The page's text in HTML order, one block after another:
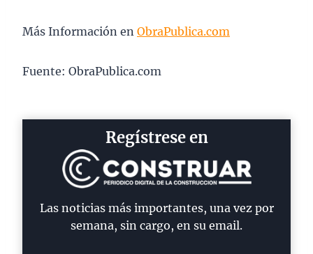
Más Información en ObraPublica.com
Fuente: ObraPublica.com
Regístrese en
Las noticias más importantes, una vez por
semana, sin cargo, en su email.